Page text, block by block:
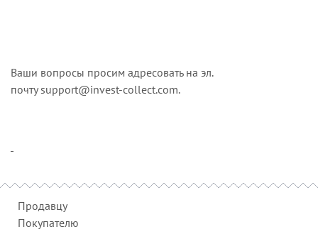
Ваши вопросы просим адресовать на эл.
почтуsupport@invest-collect.com.
Продавцу
Покупателю